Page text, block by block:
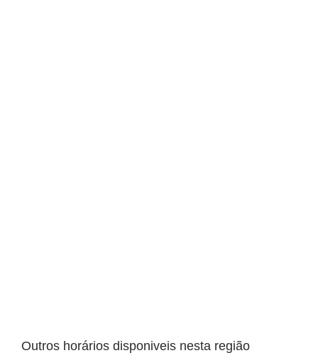
Outros horários disponiveis nesta região